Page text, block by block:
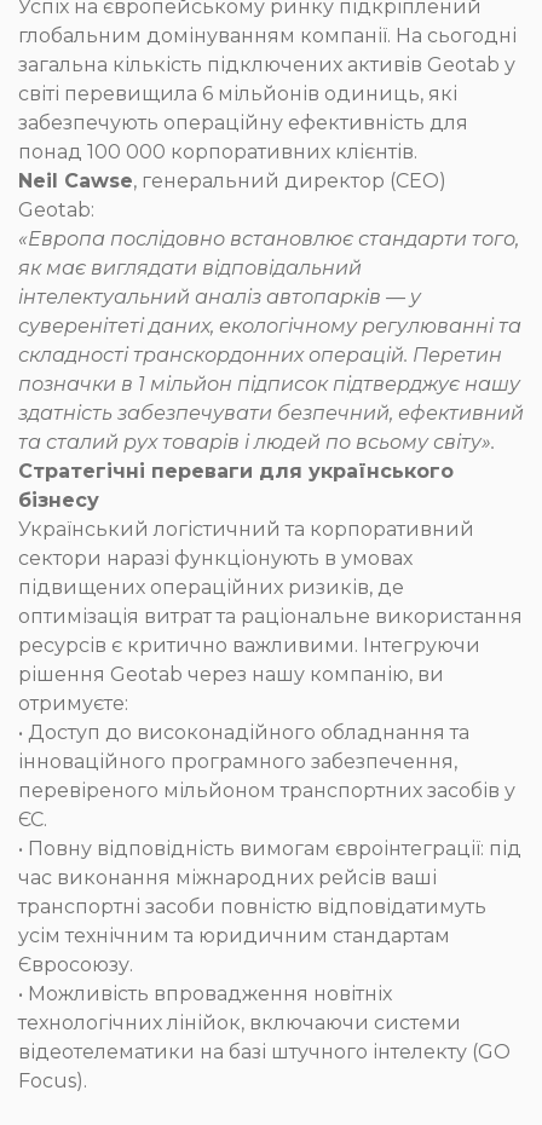
Успіх на європейському ринку підкріплений
глобальним домінуванням компанії. На сьогодні
загальна кількість підключених активів Geotab у
світі перевищила 6 мільйонів одиниць, які
забезпечують операційну ефективність для
понад 100 000 корпоративних клієнтів.
Neil Cawse, генеральний директор (CEO)
Geotab:
«Европа послідовно встановлює стандарти того,
як має виглядати відповідальний
інтелектуальний аналіз автопарків — у
суверенітеті даних, екологічному регулюванні та
складності транскордонних операцій. Перетин
позначки в 1 мільйон підписок підтверджує нашу
здатність забезпечувати безпечний, ефективний
та сталий рух товарів і людей по всьому світу».
Стратегічні переваги для українського
бізнесу
Український логістичний та корпоративний
сектори наразі функціонують в умовах
підвищених операційних ризиків, де
оптимізація витрат та раціональне використання
ресурсів є критично важливими. Інтегруючи
рішення Geotab через нашу компанію, ви
отримуєте:
• Доступ до високонадійного обладнання та
інноваційного програмного забезпечення,
перевіреного мільйоном транспортних засобів у
ЄС.
• Повну відповідність вимогам євроінтеграції: під
час виконання міжнародних рейсів ваші
транспортні засоби повністю відповідатимуть
усім технічним та юридичним стандартам
Євросоюзу.
• Можливість впровадження новітніх
технологічних лінійок, включаючи системи
відеотелематики на базі штучного інтелекту (GO
Focus).